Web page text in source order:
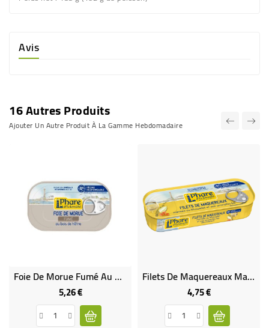
Avis
16 Autres Produits
Ajouter Un Autre Produit À La Gamme Hebdomadaire
Foie De Morue Fumé Au Bois De Hêtre
5,26 €Prix
Filets De Maquereaux Marinés Au Muscadet Et Aux Aromates Bio
4,75 €Prix